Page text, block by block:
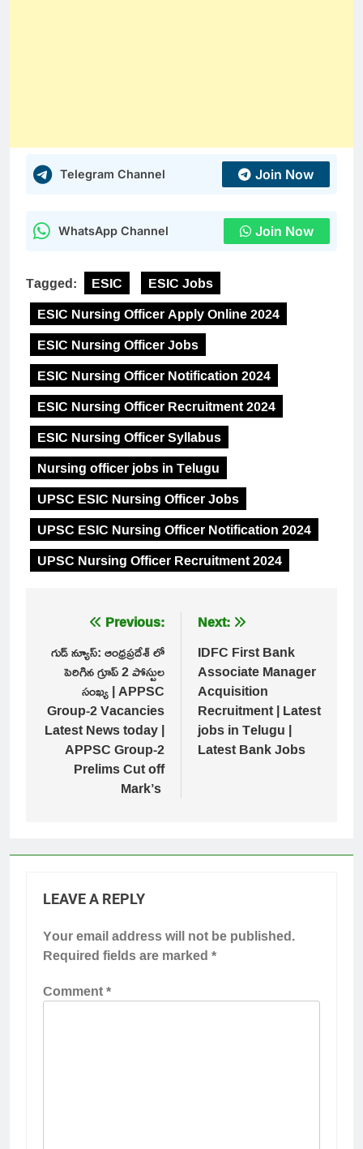
Telegram Channel Join Now
WhatsApp Channel Join Now
Tagged: ESIC
ESIC Jobs
ESIC Nursing Officer Apply Online 2024
ESIC Nursing Officer Jobs
ESIC Nursing Officer Notification 2024
ESIC Nursing Officer Recruitment 2024
ESIC Nursing Officer Syllabus
Nursing officer jobs in Telugu
UPSC ESIC Nursing Officer Jobs
UPSC ESIC Nursing Officer Notification 2024
UPSC Nursing Officer Recruitment 2024
navigation
Previous:
గుడ్ న్యూస్: ఆంధ్రప్రదేశ్ లో
పెరిగిన గ్రూప్ 2 పోస్టుల
సంఖ్య | APPSC
Group-2 Vacancies
Latest News today |
APPSC Group-2
Prelims Cut off
Mark’s
Next:
IDFC First Bank
Associate Manager
Acquisition
Recruitment | Latest
jobs in Telugu |
Latest Bank Jobs
LEAVE A REPLY
Your email address will not be published.
Required fields are marked*
Comment*